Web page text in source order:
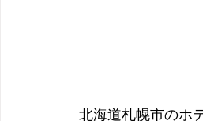
北海道札幌市のホ